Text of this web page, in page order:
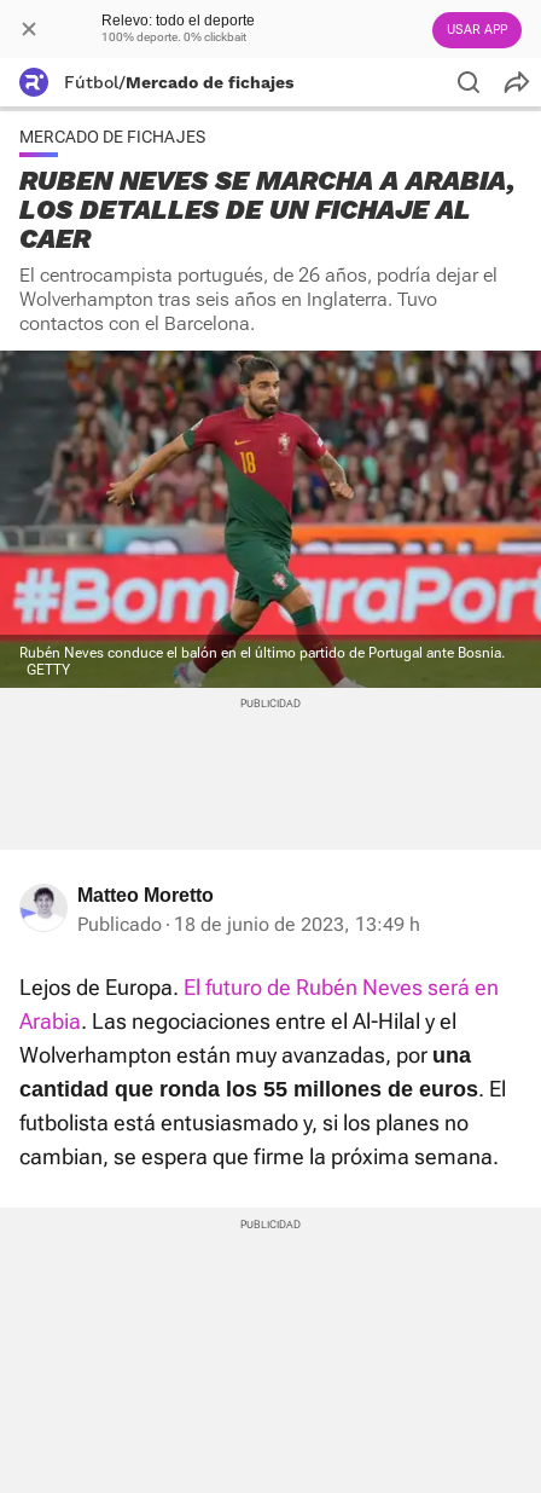
Relevo: todo el deporte
100% deporte. 0% clickbait USAR APP
Fútbol/Mercado de fichajes
MERCADO DE FICHAJES
RUBEN NEVES SE MARCHA A ARABIA,
LOS DETALLES DE UN FICHAJE AL
CAER
El centrocampista portugués, de 26 años, podría dejar el
Wolverhampton tras seis años en Inglaterra. Tuvo
contactos con el Barcelona.
Rubén Neves conduce el balón en el último partido de Portugal ante Bosnia.
GETTY
Matteo Moretto
Publicado 18 de junio de 2023, 13:49 h
Lejos de Europa. El futuro de Rubén Neves será en
Arabia. Las negociaciones entre el Al-Hilal y el
Wolverhampton están muy avanzadas, por una
cantidad que ronda los 55 millones de euros. El
futbolista está entusiasmado y, si los planes no
cambian, se espera que firme la próxima semana.